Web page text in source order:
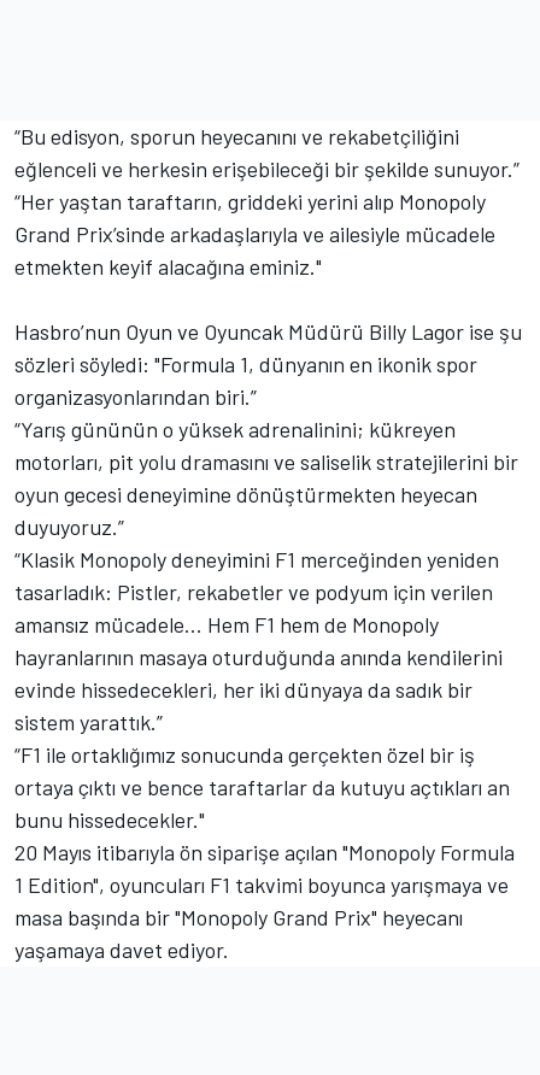
“Bu edisyon, sporun heyecanını ve rekabetçiliğini
eğlenceli ve herkesin erişebileceği bir şekilde sunuyor.”
“Her yaştan taraftarın, griddeki yerini alıp Monopoly
Grand Prix’sinde arkadaşlarıyla ve ailesiyle mücadele
etmekten keyif alacağına eminiz."
Hasbro’nun Oyun ve Oyuncak Müdürü Billy Lagor ise şu
sözleri söyledi: "Formula 1, dünyanın en ikonik spor
organizasyonlarından biri.”
“Yarış gününün o yüksek adrenalinini; kükreyen
motorları, pit yolu dramasını ve saliselik stratejilerini bir
oyun gecesi deneyimine dönüştürmekten heyecan
duyuyoruz.”
“Klasik Monopoly deneyimini F1 merceğinden yeniden
tasarladık: Pistler, rekabetler ve podyum için verilen
amansız mücadele... Hem F1 hem de Monopoly
hayranlarının masaya oturduğunda anında kendilerini
evinde hissedecekleri, her iki dünyaya da sadık bir
sistem yarattık.”
“F1 ile ortaklığımız sonucunda gerçekten özel bir iş
ortaya çıktı ve bence taraftarlar da kutuyu açtıkları an
bunu hissedecekler."
20 Mayıs itibarıyla ön siparişe açılan "Monopoly Formula
1 Edition", oyuncuları F1 takvimi boyunca yarışmaya ve
masa başında bir "Monopoly Grand Prix" heyecanı
yaşamaya davet ediyor.